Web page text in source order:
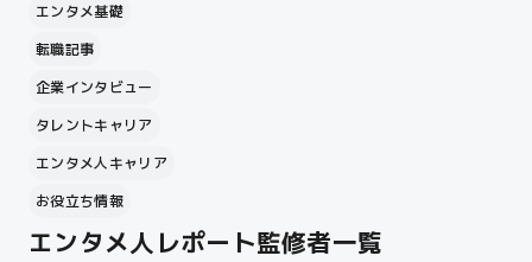
エンタメ基礎
転職記事
企業インタビュー
タレントキャリア
エンタメ人キャリア
お役立ち情報
エンタメ人レポート監修者一覧